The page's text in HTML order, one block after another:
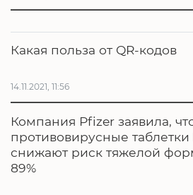
Какая польза от QR-кодов
14.11.2021, 11:56
Компания Pfizer заявила,
противовирусные
снижают риск тяжелой
89%